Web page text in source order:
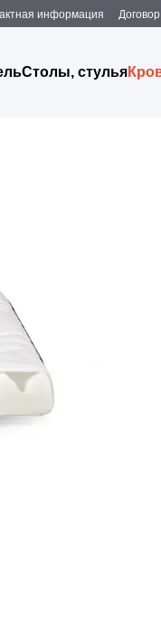
информация
Столы, стулья